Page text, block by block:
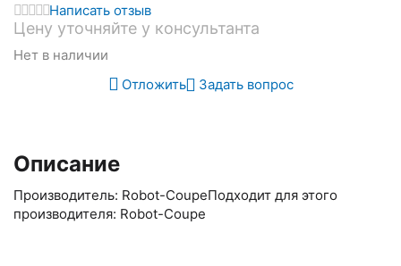
Написать отзыв
Цену уточняйте у консультанта
Нет в наличии
Отложить
Задать вопрос
Описание
Производитель: Robot-CoupeПодходит для этого
производителя: Robot-Coupe